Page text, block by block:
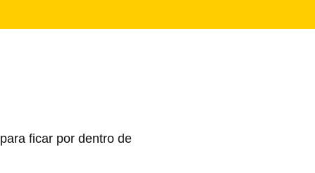
para ficar por dentro de